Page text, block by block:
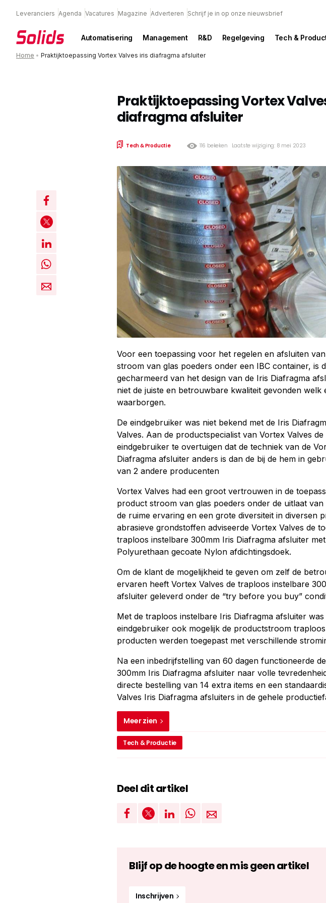
Leveranciers Agenda Vacatures Magazine Adverteren Schrijf je in op onze nieuwsbrief
Automatisering Management R&D Regelgeving Tech &
Home • Praktijktoepassing Vortex Valves iris diafragma afsluiter
Praktijktoepassing Vortex
diafragma afsluiter
Tech & Productie 116 bekeken Laatste wijziging: 8 mei 2023
Voor een toepassing voor het regelen en afsluiten
stroom van glas poeders onder een IBC container, is
gecharmeerd van het design van de Iris Diafragma
niet de juiste en betrouwbare kwaliteit gevonden welk
waarborgen.
De eindgebruiker was niet bekend met de Iris
Valves. Aan de productspecialist van Vortex Valves
eindgebruiker te overtuigen dat de techniek van de
Diafragma afsluiter anders is dan de bij de hem in
van 2 andere producenten
Vortex Valves had een groot vertrouwen in de
product stroom van glas poeders onder de uitlaat
de ruime ervaring en een grote diversiteit in diversen
abrasieve grondstoffen adviseerde Vortex Valves de
traploos instelbare 300mm Iris Diafragma afsluiter
Polyurethaan gecoate Nylon afdichtingsdoek.
Om de klant de mogelijkheid te geven om zelf de
ervaren heeft Vortex Valves de traploos instelbare
afsluiter geleverd onder de “try before you buy”
Met de traploos instelbare Iris Diafragma afsluiter
eindgebruiker ook mogelijk de productstroom
producten werden toegepast met verschillende
Na een inbedrijfstelling van 60 dagen functioneerde
300mm Iris Diafragma afsluiter naar volle
directe bestelling van 14 extra items en een
Valves Iris Diafragma afsluiters in de gehele
Meer zien
Tech & Productie
Deel dit artikel
Blijf op de hoogte en mis geen artikel
Inschrijven